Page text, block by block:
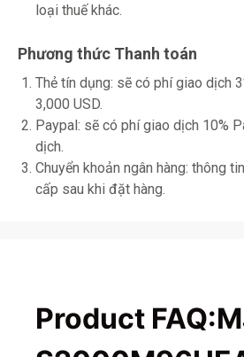
loại thuế khác.
Phương thức Thanh toán
Thẻ tín dụng: sẽ có phí giao dịch
3,000 USD.
Paypal: sẽ có phí giao dịch 10%
dịch.
Chuyển khoản ngân hàng: thông
cấp sau khi đặt hàng.
Product